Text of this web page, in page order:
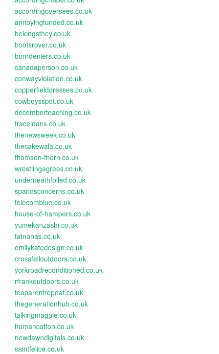
accordingoversees.co.uk
annoyingfunded.co.uk
belongsthey.co.uk
bootsrover.co.uk
burndeniers.co.uk
canadaperson.co.uk
conwayviolation.co.uk
copperfielddresses.co.uk
cowboysspot.co.uk
decemberteaching.co.uk
traceloans.co.uk
thenewsweek.co.uk
thecakewala.co.uk
thomson-thorn.co.uk
wrestlingagrees.co.uk
underneathfoiled.co.uk
spanosconcerns.co.uk
telecomblue.co.uk
house-of-hampers.co.uk
yumekanzashi.co.uk
fatnanas.co.uk
emilykatedesign.co.uk
crossfelloutdoors.co.uk
yorkroadreconditioned.co.uk
rfrankoutdoors.co.uk
teaparentrepeat.co.uk
thegenerationhub.co.uk
talkingmagpie.co.uk
humancotton.co.uk
newdawndigitals.co.uk
saintfelice.co.uk